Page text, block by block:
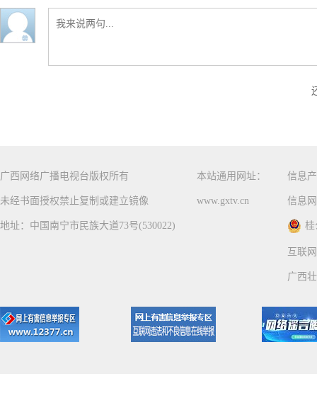
广西网络广播电视台版权所有
未经书面授权禁止复制或建立镜像
地址：中国南宁市民族大道73号(530022)
本站通用网址：
www.gxtv.cn
信息
信息
桂
互联
广西